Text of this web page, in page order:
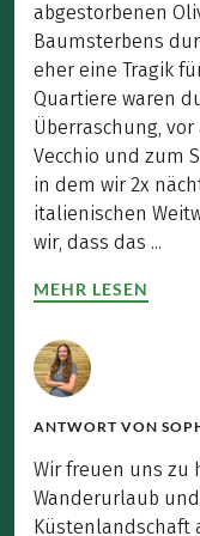
abgestorbenen
Baumsterbens
eher eine Tragik
Quartiere waren
Überraschung,
Vecchio und zum
in dem wir 2x
italienischen
wir, dass das ...
MEHR LESEN
ANTWORT VON
Wir freuen uns zu
Wanderurlaub
Küstenlandschaft